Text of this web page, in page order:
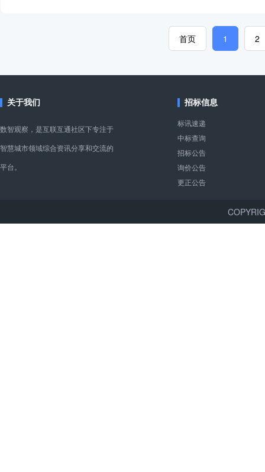
首页️ 1 2
关于我们
数智观察，是互联互通社区下专注于
智慧城市领域综合资讯分享和交流的
平台。
招标信息
标讯速递
中标查询
招标公告
询价公告
更正公告